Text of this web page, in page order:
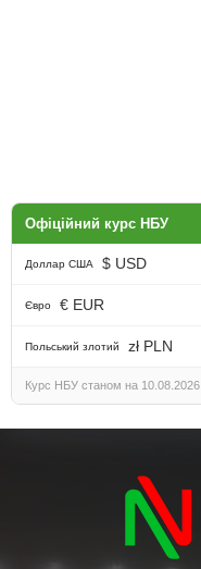
Офіційний курс НБУ
Доллар США $ USD
Євро € EUR
Польський злотий zł PLN
Курс НБУ станом на 10.08.2026